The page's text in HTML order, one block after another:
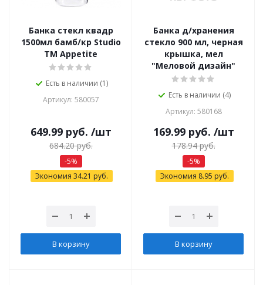
Банка стекл квадр
1500мл бамб/кр Studio
TM Appetite
Есть в наличии (1)
Артикул: 580057
649.99руб. /шт
684.20руб.
-5%
Экономия 34.21 руб.
В корзину
Банка д/хранения
стекло 900 мл, черная
крышка, мел
"Меловой дизайн"
Есть в наличии (4)
Артикул: 580168
169.99руб. /шт
178.94руб.
-5%
Экономия 8.95 руб.
В корзину